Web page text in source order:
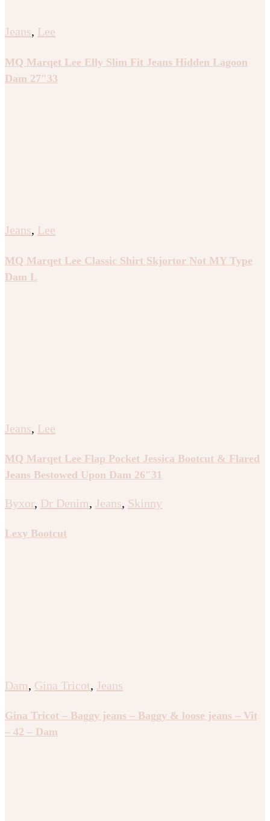
Jeans, Lee
MQ Marqet Lee Elly Slim Fit Jeans Hidden Lagoon
Dam 27″33
Jeans, Lee
MQ Marqet Lee Classic Shirt Skjortor Not MY Type
Dam L
Jeans, Lee
MQ Marqet Lee Flap Pocket Jessica Bootcut & Flared
Jeans Bestowed Upon Dam 26″31
Byxor, Dr Denim, Jeans, Skinny
Lexy Bootcut
Dam, Gina Tricot, Jeans
Gina Tricot – Baggy jeans – Baggy & loose jeans – Vit
– 42 – Dam